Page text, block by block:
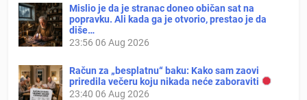
Mislio je da je stranac doneo običan sat na
popravku. Ali kada ga je otvorio, prestao je da
diše…
23:56 06 Aug 2026
Račun za „besplatnu“ baku: Kako sam zaovi
priredila večeru koju nikada neće zaboraviti
23:40 06 Aug 2026